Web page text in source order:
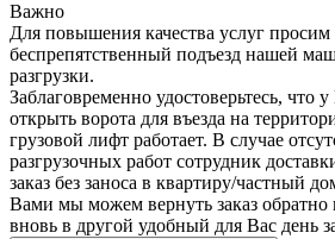
Важно
Для повышения качества услуг просим
беспрепятственный подъезд нашей
разгрузки.
Заблаговременно удостоверьтесь, что
открыть ворота для въезда на
грузовой лифт работает. В случае
разгрузочных работ сотрудник
заказ без заноса в квартиру/частный
Вами мы можем вернуть заказ обратно
вновь в другой удобный для Вас день